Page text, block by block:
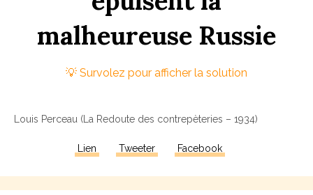
malheureuse Russie
Louis Perceau (La Redoute des contrepèteries – 1934)
Lien Tweeter Facebook